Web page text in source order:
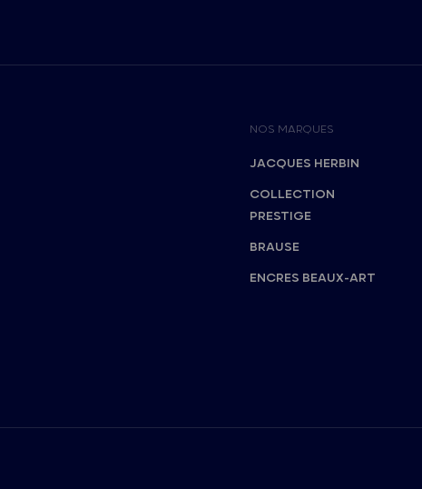
NOS MARQUES
JACQUES HERBIN
COLLECTION
PRESTIGE
BRAUSE
ENCRES BEAUX-ART